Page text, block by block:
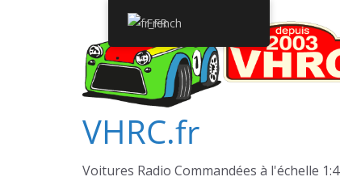
VHRC.fr
Voitures Radio Commandées à l'échelle 1:4
French